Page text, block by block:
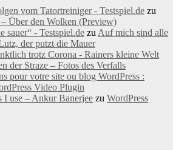
vom Tatortreiniger - Testspiel.de zu
Über den Wolken (Preview)
sauer“ - Testspiel.de zu Auf mich sind alle
der putzt die Mauer
trotz Corona - Rainers kleine Welt
der Straze – Fotos des Verfalls
pour votre site ou blog WordPress :
Video Plugin
I use – Ankur Banerjee zu WordPress